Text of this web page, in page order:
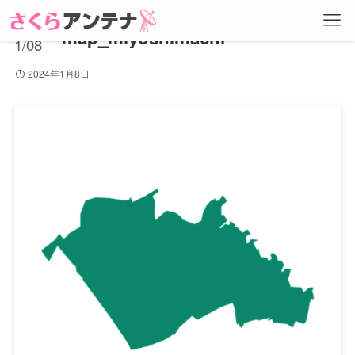
map_miyoshimachi
2024
1/08
2024年1月8日